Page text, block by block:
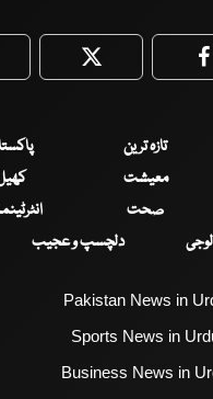
Twitter
تازہ ترین
معیشت
صحت
دلچسپ و عجیب
Pakistan News in
Sports News in
Business News in